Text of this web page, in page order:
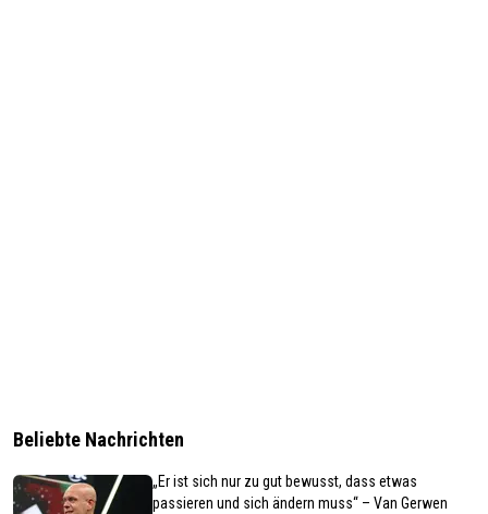
Beliebte Nachrichten
„Er ist sich nur zu gut bewusst, dass etwas
passieren und sich ändern muss“ – Van Gerwen